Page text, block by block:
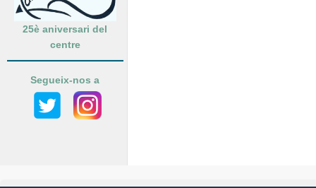
25è aniversari del
centre
Segueix-nos a